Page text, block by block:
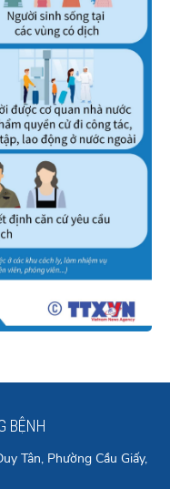
BỆNH
Tân, Phường Cầu Giấy,